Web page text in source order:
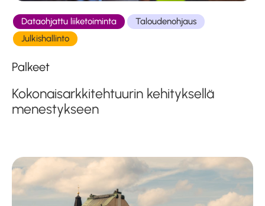
Dataohjattu liiketoiminta
Taloudenohjaus
Julkishallinto
Palkeet
Kokonaisarkkitehtuurin kehityksellä
menestykseen